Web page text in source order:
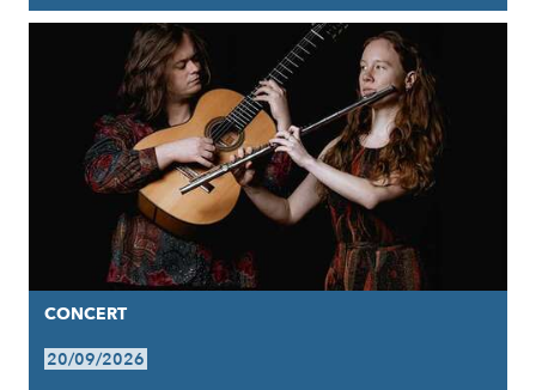
CONCERT
20/09/2026